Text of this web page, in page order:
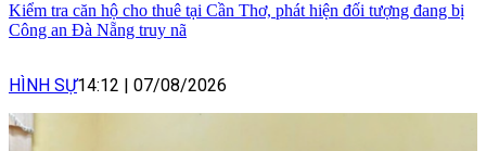
Kiểm tra căn hộ cho thuê tại Cần Thơ, phát hiện đối tượng đang bị
Công an Đà Nẵng truy nã
HÌNH SỰ14:12 07/08/2026